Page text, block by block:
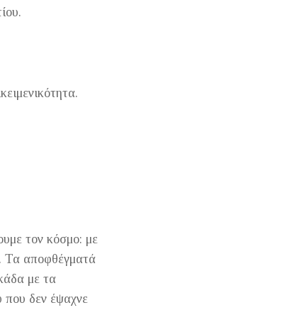
τον κόσμο: με
Τα αποφθέγματά
με τα
που δεν έψαχνε